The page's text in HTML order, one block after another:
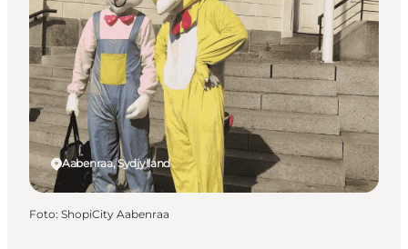
Aabenraa, Sydjylland
Foto: ShopiCity Aabenraa